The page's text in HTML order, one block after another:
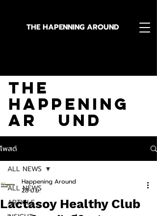
THE HAPENNING AROUND
The
Happening
Ar und
โพสต์
ALL NEWS
ARTICLE
ALL NEWS
Lactasoy Healthy Club
Happening Around
28 มิ.ย.